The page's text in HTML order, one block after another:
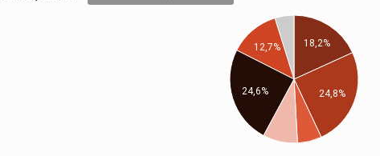
18,2%
24,8%
12,7%
24,6%